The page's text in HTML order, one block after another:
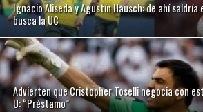
Ignacio Aliseda y Agustín Hausch: de ahí
busca la UC
Advierten que Cristopher Toselli negocia con
U: “Préstamo”